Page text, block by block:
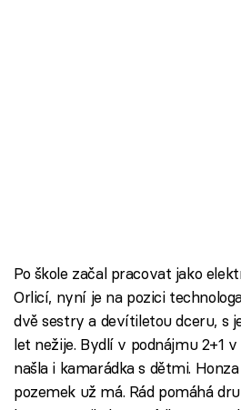
Po škole začal pracovat jako
Orlicí, nyní je na pozici
dvě sestry a devítiletou dceru, s
let nežije. Bydlí v podnájmu 2+1
našla i kamarádka s dětmi.
pozemek už má. Rád pomáhá